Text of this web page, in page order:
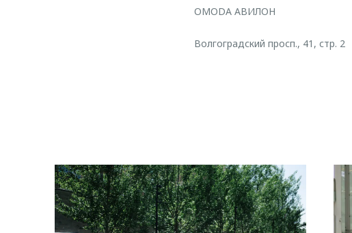
OMODA АВИЛОН
Волгоградский просп., 41, стр. 2